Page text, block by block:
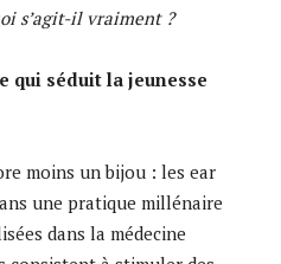
s’agit-il vraiment ?
qui séduit la jeunesse
moins un bijou : les ear
une pratique millénaire
dans la médecine